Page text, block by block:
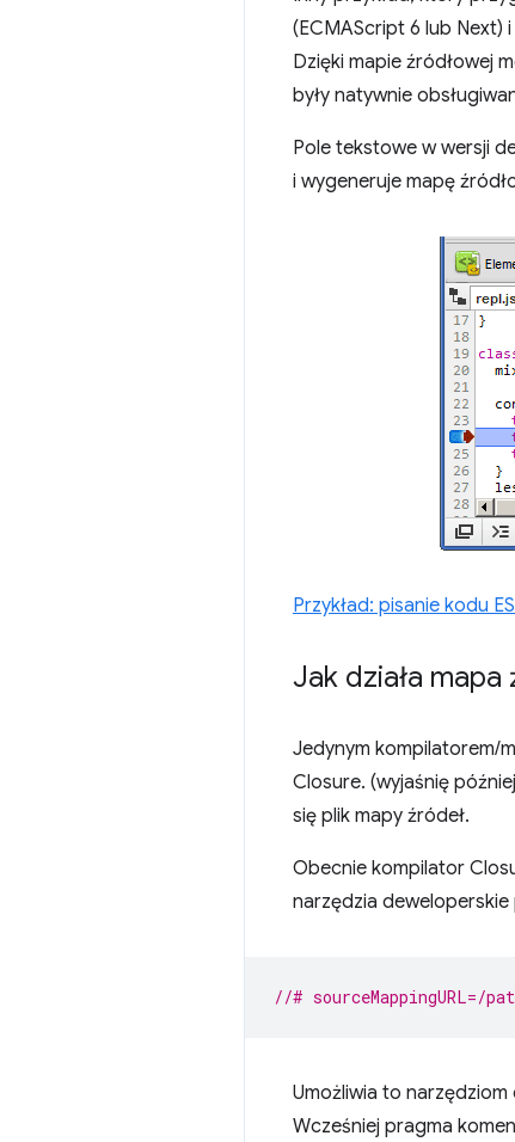
(ECMAScript 6 lub Next)
Dzięki mapie źródłowej
były natywnie
Pole tekstowe w wersji
i wygeneruje mapę
Przykład: pisanie kodu
Jak działa mapa
Jedynym kompilatorem/
Closure. (wyjaśnię
się plik mapy źródeł.
Obecnie kompilator
narzędzia
//# sourceMappingURL=/
Umożliwia to
Wcześniej pragma